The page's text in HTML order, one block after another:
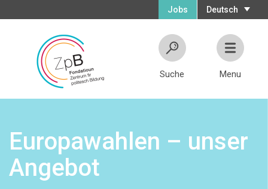
Deutsch
Jobs
Suche Menu
Europawahlen – unser
Angebot